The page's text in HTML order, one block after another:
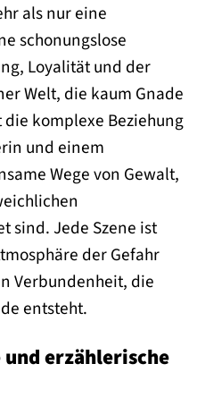
als nur eine
schonungslose
Loyalität und der
Welt, die kaum Gnade
komplexe Beziehung
und einem
Wege von Gewalt,
sind. Jede Szene ist
der Gefahr
Verbundenheit, die
entsteht.
erzählerische